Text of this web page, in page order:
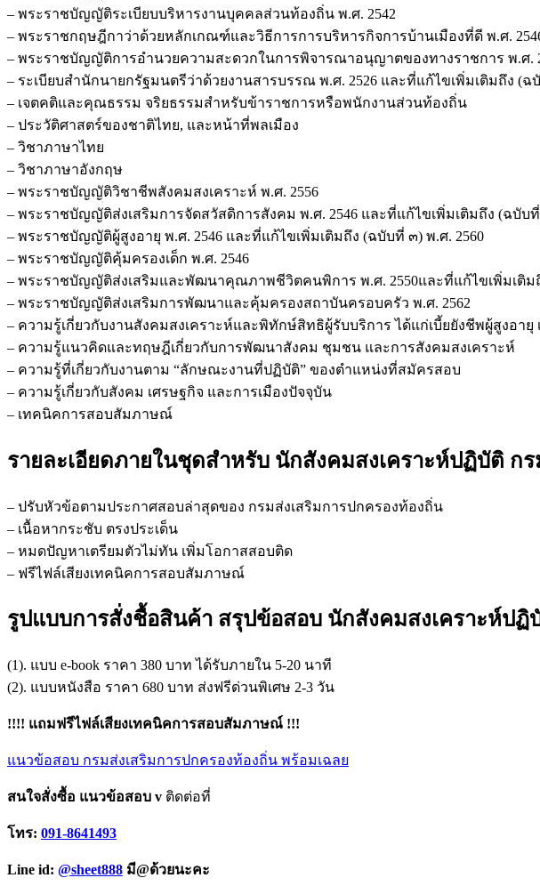
– พระราชบัญญัติระเบียบบริหารงานบุคคลส่วนท้องถิ่น พ.ศ. 2542
– พระราชกฤษฎีกาว่าด้วยหลักเกณฑ์และวิธีการการบริหารกิจการบ้านเมืองที่ดี พ.ศ.
– พระราชบัญญัติการอำนวยความสะดวกในการพิจารณาอนุญาตของทางราชการ พ.ศ.
– ระเบียบสำนักนายกรัฐมนตรีว่าด้วยงานสารบรรณ พ.ศ. 2526 และที่แก้ไขเพิ่มเติมถึง (ฉ
– เจตคติและคุณธรรม จริยธรรมสำหรับข้าราชการหรือพนักงานส่วนท้องถิ่น
– ประวัติศาสตร์ของชาติไทย, และหน้าที่พลเมือง
– วิชาภาษาไทย
– วิชาภาษาอังกฤษ
– พระราชบัญญัติวิชาชีพสังคมสงเคราะห์ พ.ศ. 2556
– พระราชบัญญัติส่งเสริมการจัดสวัสดิการสังคม พ.ศ. 2546 และที่แก้ไขเพิ่มเติมถึง (ฉบับที่
– พระราชบัญญัติผู้สูงอายุ พ.ศ. 2546 และที่แก้ไขเพิ่มเติมถึง (ฉบับที่ ๓) พ.ศ. 2560
– พระราชบัญญัติคุ้มครองเด็ก พ.ศ. 2546
– พระราชบัญญัติส่งเสริมและพัฒนาคุณภาพชีวิตคนพิการ พ.ศ. 2550และที่แก้ไขเพิ่มเติม
– พระราชบัญญัติส่งเสริมการพัฒนาและคุ้มครองสถาบันครอบครัว พ.ศ. 2562
– ความรู้เกี่ยวกับงานสังคมสงเคราะห์และพิทักษ์สิทธิผู้รับบริการ ได้แก่เบี้ยยังชีพผู้สูงอา
– ความรู้แนวคิดและทฤษฎีเกี่ยวกับการพัฒนาสังคม ชุมชน และการสังคมสงเคราะห์
– ความรู้ที่เกี่ยวกับงานตาม “ลักษณะงานที่ปฏิบัติ” ของตำแหน่งที่สมัครสอบ
– ความรู้เกี่ยวกับสังคม เศรษฐกิจ และการเมืองปัจจุบัน
– เทคนิคการสอบสัมภาษณ์
รายละเอียดภายในชุดสำหรับ นักสังคมสงเคราะห์ปฏิบัติ ก
– ปรับหัวข้อตามประกาศสอบล่าสุดของ กรมส่งเสริมการปกครองท้องถิ่น
– เนื้อหากระชับ ตรงประเด็น
– หมดปัญหาเตรียมตัวไม่ทัน เพิ่มโอกาสสอบติด
– ฟรีไฟล์เสียงเทคนิคการสอบสัมภาษณ์
รูปแบบการสั่งชื้อสินค้า สรุปข้อสอบ นักสังคมสงเคราะห์ปฏิ
(1). แบบ e-book ราคา 380 บาท ได้รับภายใน 5-20 นาที
(2). แบบหนังสือ ราคา 680 บาท ส่งฟรีด่วนพิเศษ 2-3 วัน
!!!! แถมฟรีไฟล์เสียงเทคนิคการสอบสัมภาษณ์ !!!
แนวข้อสอบ กรมส่งเสริมการปกครองท้องถิ่น พร้อมเฉลย
สนใจสั่งซื้อ แนวข้อสอบ v ติดต่อที่
โทร: 091-8641493
Line id: @sheet888 มี@ด้วยนะคะ